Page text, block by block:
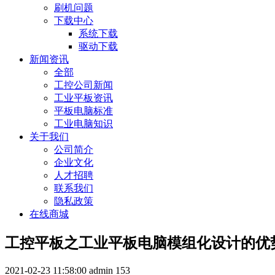
刷机问题
下载中心
系统下载
驱动下载
新闻资讯
全部
工控公司新闻
工业平板资讯
平板电脑标准
工业电脑知识
关于我们
公司简介
企业文化
人才招聘
联系我们
隐私政策
在线商城
工控平板之工业平板电脑模组化设计的优
2021-02-23 11:58:00 admin 153